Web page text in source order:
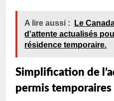
A lire aussi :
Le
d'attente actualisés
résidence temporaire.
Simplification de
permis temporaires